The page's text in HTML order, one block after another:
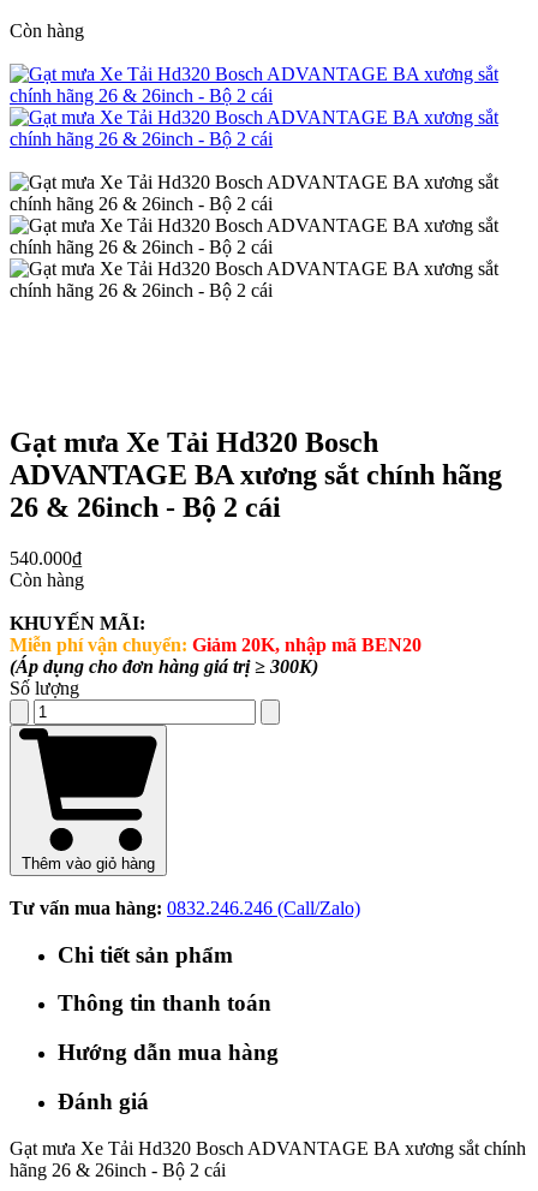
Còn hàng
Gạt mưa Xe Tải Hd320 Bosch
ADVANTAGE BA xương sắt chính hãng
26 & 26inch - Bộ 2 cái
540.000₫
Còn hàng
KHUYẾN MÃI:
Miễn phí vận chuyển: Giảm 20K, nhập mã BEN20
(Áp dụng cho đơn hàng giá trị ≥ 300K)
Số lượng
Thêm vào giỏ hàng
Tư vấn mua hàng: 0832.246.246 (Call/Zalo)
Chi tiết sản phẩm
Thông tin thanh toán
Hướng dẫn mua hàng
Đánh giá
Gạt mưa Xe Tải Hd320 Bosch ADVANTAGE BA xương sắt chính
hãng 26 & 26inch - Bộ 2 cái